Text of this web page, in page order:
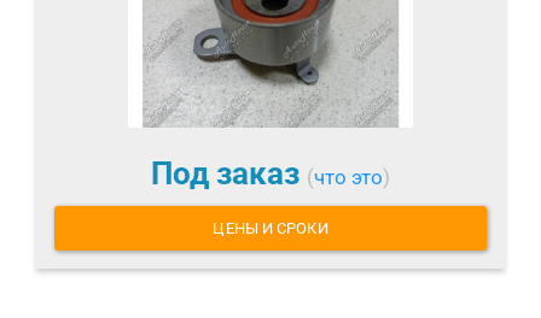
Под заказ (что это)
ЦЕНЫ И СРОКИ